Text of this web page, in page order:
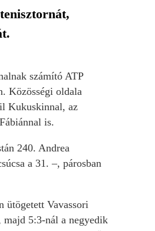
számító ATP
Közösségi oldala
Kukuskinnal, az
is.
240. Andrea
a 31. –, párosban
ütögetett Vavassori
majd 5:3-nál a negyedik